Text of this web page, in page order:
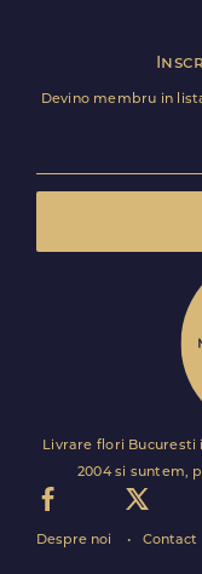
Devino membru in
Livrare flori Bucuresti
2004 si suntem,
Despre noi Contact